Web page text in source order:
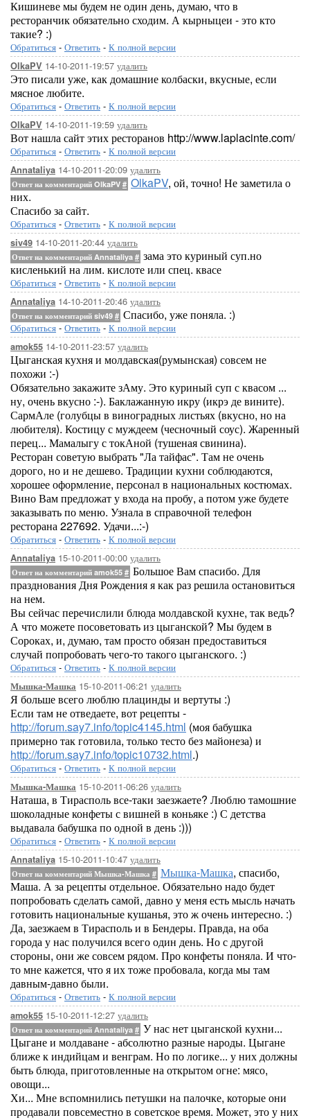
Кишиневе мы будем не один день, думаю, что в
ресторанчик обязательно сходим. А кырныцеи - это кто
такие? :)
Обратиться - Ответить - К полной версии
OlkaPV 14-10-2011-19:57 удалить
Это писали уже, как домашние колбаски, вкусные, если
мясное любите.
Обратиться - Ответить - К полной версии
OlkaPV 14-10-2011-19:59 удалить
Вот нашла сайт этих ресторанов http://www.laplacinte.com/
Обратиться - Ответить - К полной версии
Annataliya 14-10-2011-20:09 удалить
Ответ на комментарий OlkaPV # OlkaPV, ой, точно! Не заметила о
них.
Спасибо за сайт.
Обратиться - Ответить - К полной версии
siv49 14-10-2011-20:44 удалить
Ответ на комментарий Annataliya # зама это куриный суп.но
кисленький на лим. кислоте или спец. квасе
Обратиться - Ответить - К полной версии
Annataliya 14-10-2011-20:46 удалить
Ответ на комментарий siv49 # Спасибо, уже поняла. :)
Обратиться - Ответить - К полной версии
amok55 14-10-2011-23:57 удалить
Цыганская кухня и молдавская(румынская) совсем не
похожи :-)
Обязательно закажите зАму. Это куриный суп с квасом ...
ну, очень вкусно :-). Баклажанную икру (икрэ де вините).
СармАле (голубцы в виноградных листьях (вкусно, но на
любителя). Костицу с муждеем (чесночный соус). Жаренный
перец... Мамалыгу с токАной (тушеная свинина).
Ресторан советую выбрать "Ла тайфас". Там не очень
дорого, но и не дешево. Традиции кухни соблюдаются,
хорошее оформление, персонал в национальных костюмах.
Вино Вам предложат у входа на пробу, а потом уже будете
заказывать по меню. Узнала в справочной телефон
ресторана 227692. Удачи...:-)
Обратиться - Ответить - К полной версии
Annataliya 15-10-2011-00:00 удалить
Ответ на комментарий amok55 # Большое Вам спасибо. Для
празднования Дня Рождения я как раз решила остановиться
на нем.
Вы сейчас перечислили блюда молдавской кухне, так ведь?
А что можете посоветовать из цыганской? Мы будем в
Сороках, и, думаю, там просто обязан предоставиться
случай попробовать чего-то такого цыганского. :)
Обратиться - Ответить - К полной версии
Мышка-Машка 15-10-2011-06:21 удалить
Я больше всего люблю плацинды и вертуты :)
Если там не отведаете, вот рецепты -
http://forum.say7.info/topic4145.html (моя бабушка
примерно так готовила, только тесто без майонеза) и
http://forum.say7.info/topic10732.html.)
Обратиться - Ответить - К полной версии
Мышка-Машка 15-10-2011-06:26 удалить
Наташа, в Тирасполь все-таки заезжаете? Люблю тамошние
шоколадные конфеты с вишней в коньяке :) С детства
выдавала бабушка по одной в день :)))
Обратиться - Ответить - К полной версии
Annataliya 15-10-2011-10:47 удалить
Ответ на комментарий Мышка-Машка # Мышка-Машка, спасибо,
Маша. А за рецепты отдельное. Обязательно надо будет
попробовать сделать самой, давно у меня есть мысль начать
готовить национальные кушанья, это ж очень интересно. :)
Да, заезжаем в Тирасполь и в Бендеры. Правда, на оба
города у нас получился всего один день. Но с другой
стороны, они же совсем рядом. Про конфеты поняла. И что-
то мне кажется, что я их тоже пробовала, когда мы там
давным-давно были.
Обратиться - Ответить - К полной версии
amok55 15-10-2011-12:27 удалить
Ответ на комментарий Annataliya # У нас нет цыганской кухни...
Цыгане и молдаване - абсолютно разные народы. Цыгане
ближе к индийцам и венграм. Но по логике... у них должны
быть блюда, приготовленные на открытом огне: мясо,
овощи...
Хи... Мне вспомнились петушки на палочке, которые они
продавали повсеместно в советское время. Может, это у них